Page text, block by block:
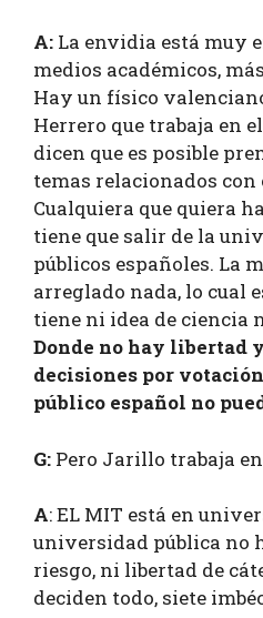
A: La envidia está muy
medios académicos,
Hay un físico
Herrero que trabaja en
dicen que es posible
temas relacionados con
Cualquiera que quiera
tiene que salir de la
públicos españoles. La
arreglado nada, lo cual
tiene ni idea de ciencia
Donde no hay libertad
decisiones por
público español no
G: Pero Jarillo trabaja
A: EL MIT está en
universidad pública no
riesgo, ni libertad de
deciden todo, siete